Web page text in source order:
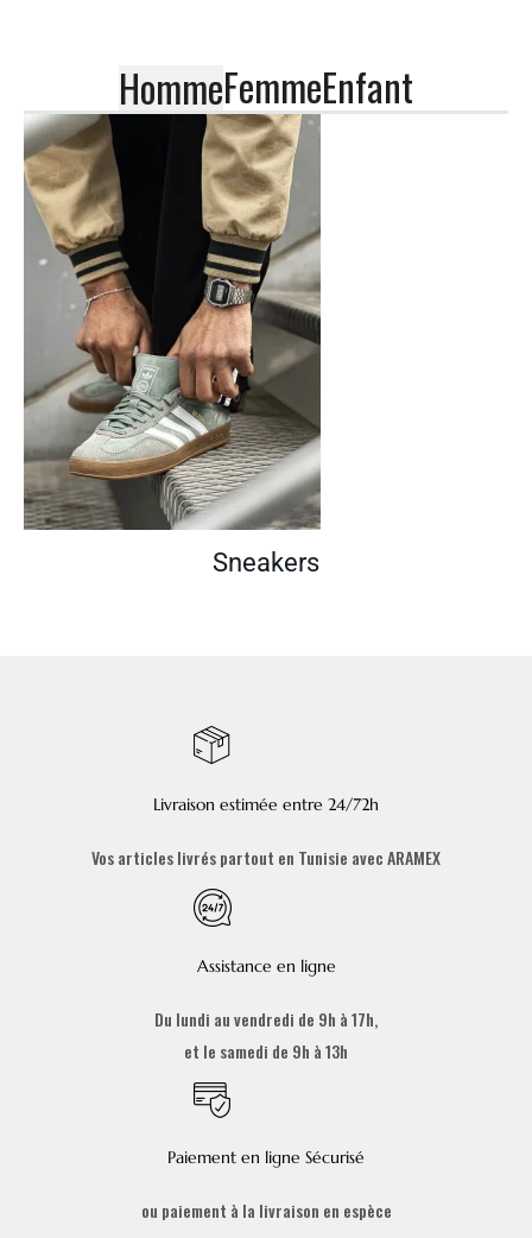
HommeFemmeEnfant
Sneakers
Livraison estimée entre 24/72h
Vos articles livrés partout en Tunisie avec ARAMEX
Assistance en ligne
Du lundi au vendredi de 9h à 17h,
et le samedi de 9h à 13h
Paiement en ligne Sécurisé
ou paiement à la livraison en espèce